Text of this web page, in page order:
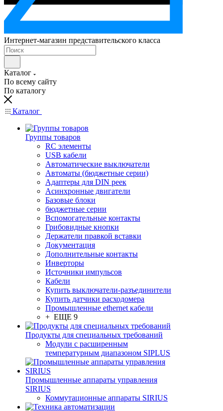
Интернет-магазин представительского класса
Каталог
По всему сайту
По каталогу
Каталог
Группы товаров
RC элементы
USB кабели
Автоматические выключатели
Автоматы (бюджетные серии)
Адаптеры для DIN реек
Асинхронные двигатели
Базовые блоки
бюджетные серии
Вспомогательные контакты
Грибовидные кнопки
Держатели правкой вставки
Документация
Дополнительные контакты
Инверторы
Источники импульсов
Кабели
Купить выключатели-разъединители
Купить датчики расходомера
Промышленные ethernet кабели
+ ЕЩЕ 9
Продукты для специальных требований
Модули с расширенным
температурным диапазоном SIPLUS
Промышленные аппараты управления
SIRIUS
Коммутационные аппараты SIRIUS